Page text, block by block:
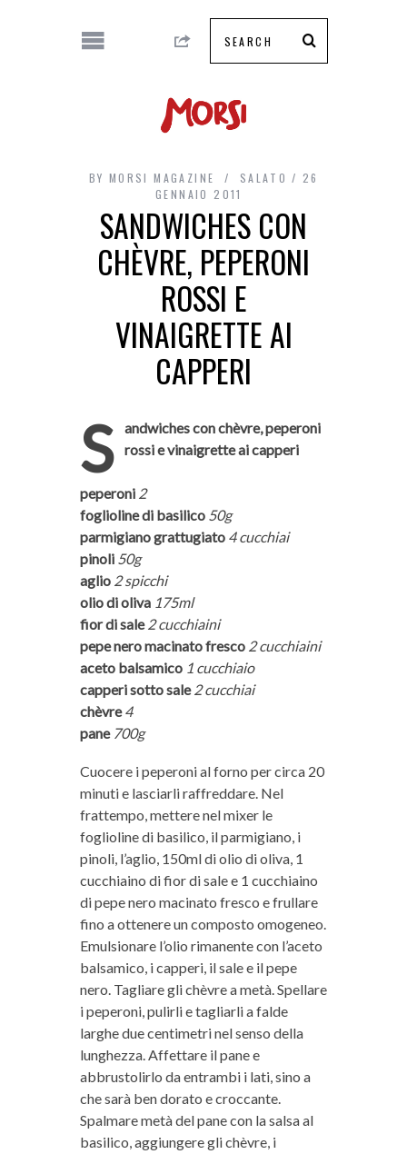
BY MORSI MAGAZINE SALATO
26
GENNAIO 2011
SANDWICHES CON
CHÈVRE, PEPERONI
ROSSI E
VINAIGRETTE AI
CAPPERI
S
andwiches con chèvre, peperoni
rossi e vinaigrette ai capperi
peperoni 2
foglioline di basilico 50g
parmigiano grattugiato 4 cucchiai
pinoli 50g
aglio 2 spicchi
olio di oliva 175ml
fior di sale 2 cucchiaini
pepe nero macinato fresco 2 cucchiaini
aceto balsamico 1 cucchiaio
capperi sotto sale 2 cucchiai
chèvre 4
pane 700g
Cuocere i peperoni al forno per circa 20
minuti e lasciarli raffreddare. Nel
frattempo, mettere nel mixer le
foglioline di basilico, il parmigiano, i
pinoli, l’aglio, 150ml di olio di oliva, 1
cucchiaino di fior di sale e 1 cucchiaino
di pepe nero macinato fresco e frullare
fino a ottenere un composto omogeneo.
Emulsionare l’olio rimanente con l’aceto
balsamico, i capperi, il sale e il pepe
nero. Tagliare gli chèvre a metà. Spellare
i peperoni, pulirli e tagliarli a falde
larghe due centimetri nel senso della
lunghezza. Affettare il pane e
abbrustolirlo da entrambi i lati, sino a
che sarà ben dorato e croccante.
Spalmare metà del pane con la salsa al
basilico, aggiungere gli chèvre, i